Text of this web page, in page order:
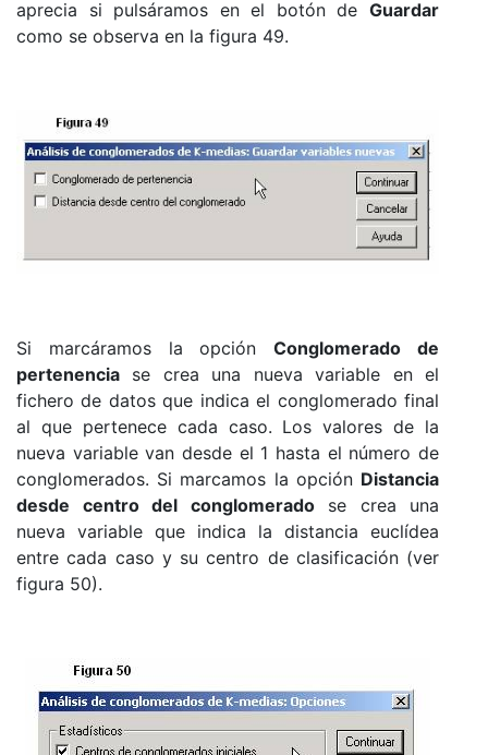
aprecia si pulsáramos en el botón de Guardar
como se observa en la figura 49.
Si marcáramos la opciónConglomerado de
pertenencia se crea una nueva variable en el
fichero de datos que indica el conglomerado final
al que pertenece cada caso. Los valores de la
nueva variable van desde el 1 hasta el número de
conglomerados. Si marcamos la opción Distancia
desde centro del conglomeradose crea una
nueva variable que indica la distancia euclídea
entre cada caso y su centro de clasificación (ver
figura 50).